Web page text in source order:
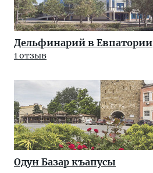
Дельфинарий в Евпатории
1 отзыв
Одун Базар къапусы